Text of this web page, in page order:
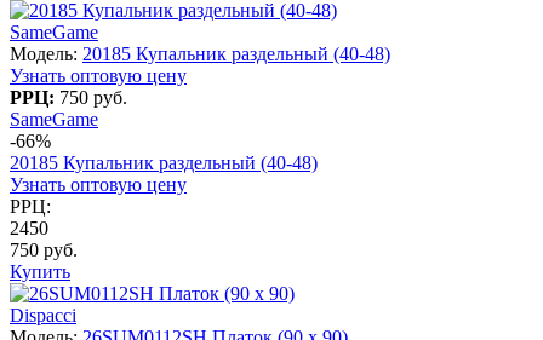
SameGame
Модель: 20185 Купальник раздельный (40-48)
Узнать оптовую цену
РРЦ: 750 руб.
SameGame
-66%
20185 Купальник раздельный (40-48)
Узнать оптовую цену
РРЦ:
2450
750 руб.
Купить
Dispacci